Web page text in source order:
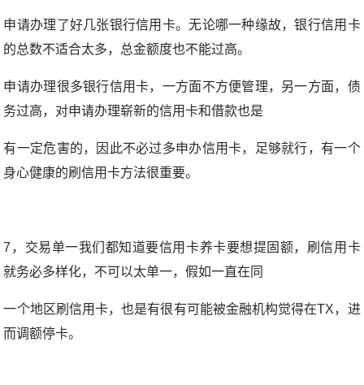
申请办理了好几张银行信用卡。无论哪一种缘故，银行信用卡
的总数不适合太多，总金额度也不能过高。
申请办理很多银行信用卡，一方面不方便管理，另一方面，债
务过高，对申请办理崭新的信用卡和借款也是
有一定危害的，因此不必过多申办信用卡，足够就行，有一个
身心健康的刷信用卡方法很重要。
7，交易单一我们都知道要信用卡养卡要想提固额，刷信用卡
就务必多样化，不可以太单一，假如一直在同
一个地区刷信用卡，也是有很有可能被金融机构觉得在TX，进
而调额停卡。